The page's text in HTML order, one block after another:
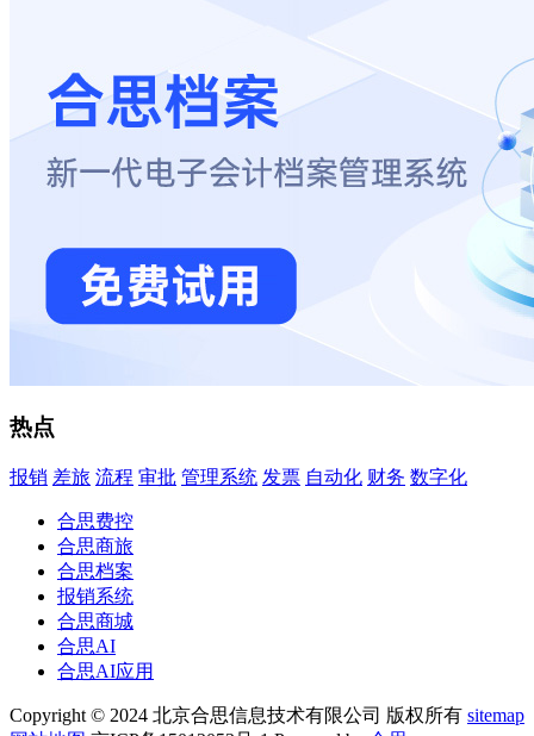
热点
报销 差旅 流程 审批 管理系统 发票 自动化 财务 数字化
合思费控
合思商旅
合思档案
报销系统
合思商城
合思AI
合思AI应用
Copyright © 2024 北京合思信息技术有限公司 版权所有 sitemap